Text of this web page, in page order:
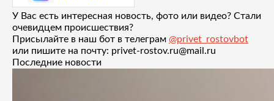
У Вас есть интересная новость, фото или видео? Стали
очевидцем происшествия?
Присылайте в наш бот в телеграм @privet_rostovbot
или пишите на почту: privet-rostov.ru@mail.ru
Последние новости